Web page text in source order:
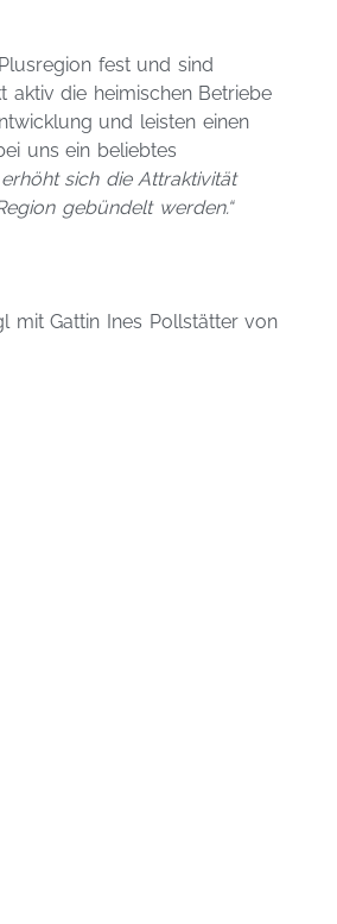
fest und sind
aktiv die heimischen Betriebe
und leisten einen
uns ein beliebtes
sich die Attraktivität
gebündelt werden.“
mit Gattin Ines Pollstätter von